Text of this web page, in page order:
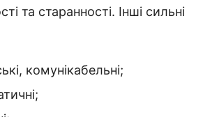
та старанності. Інші сильні
комунікабельні;